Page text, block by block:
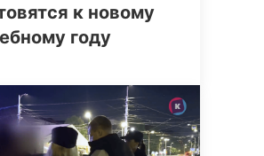
к новому
году